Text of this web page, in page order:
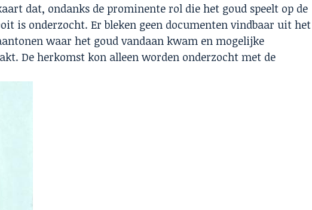
dat, ondanks de prominente rol die het goud speelt op de
is onderzocht. Er bleken geen documenten vindbaar uit het
waar het goud vandaan kwam en mogelijke
De herkomst kon alleen worden onderzocht met de